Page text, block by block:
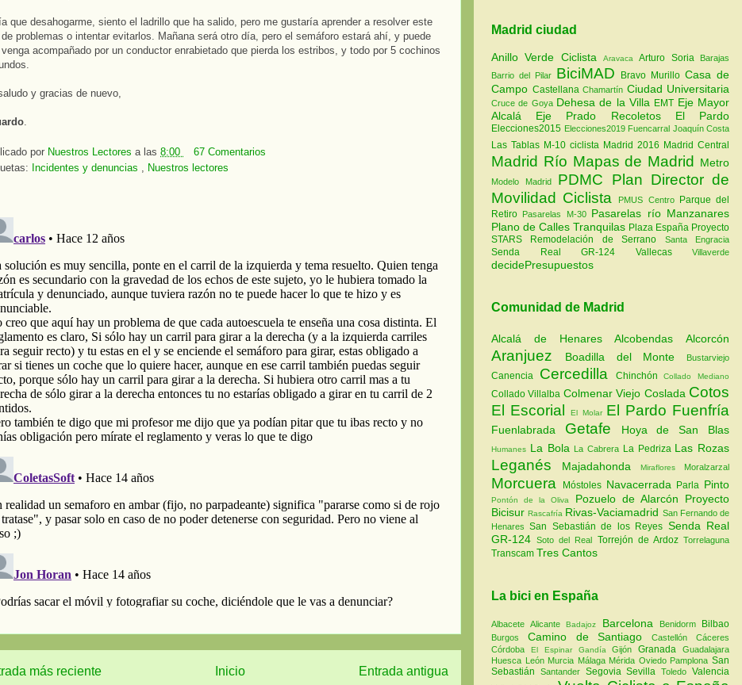
que desahogarme, siento el ladrillo que ha salido, pero me gustaría aprender a resolver este
problemas o intentar evitarlos. Mañana será otro día, pero el semáforo estará ahí, y puede
acompañado por un conductor enrabietado que pierda los estribos, y todo por 5 cochinos
y gracias de nuevo,
por Nuestros Lectores a las 8:00
67 Comentarios
Incidentes y denuncias , Nuestros lectores
más reciente Entrada antigua
Inicio
Madrid ciudad
Anillo Verde Ciclista AravacaArturo Soria
Barajas
Barrio del Pilar BiciMAD Bravo MurilloCasa de
Campo Castellana Chamartín Ciudad Universitaria
Cruce de Goya Dehesa de la Villa EMT Eje Mayor
Alcalá Eje Prado Recoletos El Pardo
Elecciones2015 Elecciones2019 Fuencarral Joaquín Costa
Las Tablas M-10 ciclista Madrid 2016 Madrid Central
Madrid Río Mapas de Madrid Metro
Modelo Madrid PDMC Plan Director de
Movilidad Ciclista
PMUS Centro Parque del
Retiro Pasarelas M-30 Pasarelas río Manzanares
Plano de Calles Tranquilas Plaza España Proyecto
STARS Remodelación de Serrano Santa Engracia
Senda Real GR-124 Vallecas Villaverde
decidePresupuestos
Comunidad de Madrid
Alcalá de HenaresAlcobendas Alcorcón
Aranjuez Boadilla del Monte Bustarviejo
Canencia Cercedilla ChinchónCollado Mediano
Collado Villalba Colmenar Viejo Coslada Cotos
El EscorialEl Molar El Pardo Fuenfría
Fuenlabrada Getafe Hoya de San Blas
Humanes La Bola La Cabrera La Pedriza Las Rozas
Leganés Majadahonda Miraflores Moralzarzal
Morcuera Móstoles Navacerrada Parla Pinto
Pontón de la Oliva Pozuelo de Alarcón Proyecto
BicisurRascafría Rivas-Vaciamadrid San Fernando de
HenaresSan Sebastián de los Reyes Senda Real
GR-124Soto del Real Torrejón de ArdozTorrelaguna
Transcam Tres Cantos
La bici en España
AlbaceteAlicanteBadajoz Barcelona Benidorm Bilbao
Burgos Camino de SantiagoCastellónCáceres
Córdoba El Espinar GandíaGijónGranadaGuadalajara
Huesca León Murcia Málaga Mérida Oviedo PamplonaSan
Sebastián Santander SegoviaSevillaToledoValencia